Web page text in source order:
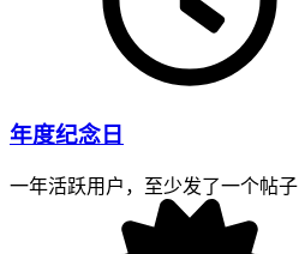
年度纪念日
一年活跃用户，至少发了一个帖子